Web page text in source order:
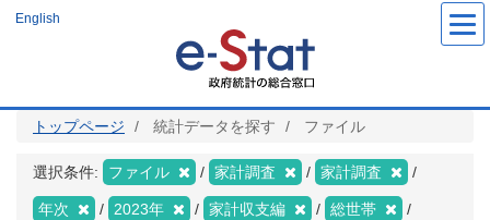
ツ
English
トップページ 統計データを探す ファイル
選択条件: ファイル 家計調査 家計調査
年次 2023年 家計収支編 総世帯